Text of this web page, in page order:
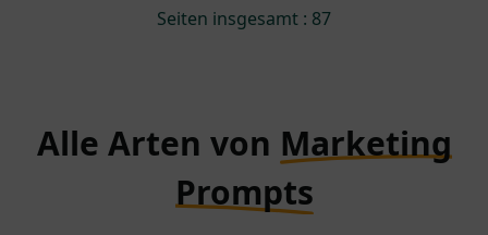
Seiten insgesamt : 87
Alle Arten von Marketing
Prompts